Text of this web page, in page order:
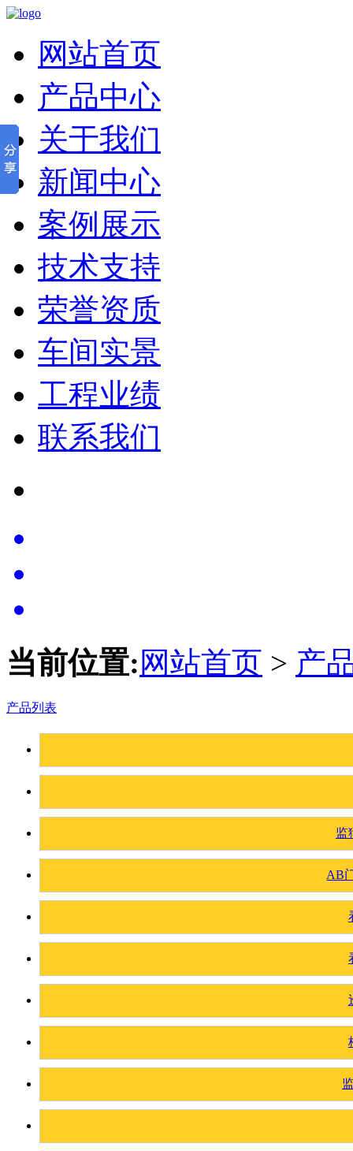
网站首页
产品中心
关于我们
新闻中心
案例展示
技术支持
荣誉资质
车间实景
工程业绩
联系我们
当前位置: 网站首页 > 产
产品列表
监
AB